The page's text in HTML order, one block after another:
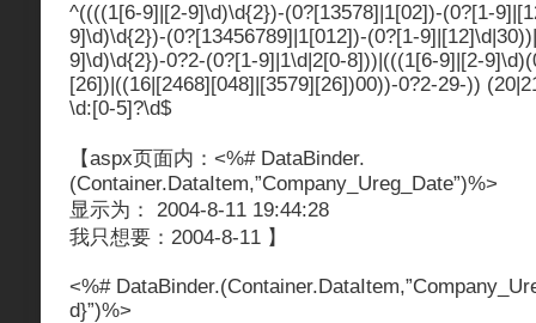
^((((1[6-9]|[2-9]\d)\d{2})-(0?[13578]|1[02])-(0?[1-
9]\d)\d{2})-(0?[13456789]|1[012])-(0?[1-
9]\d)\d{2})-0?2-(0?[1-9]|1\d|2[0-8]))|(((1[6-9]|[2-
[26])|((16|[2468][048]|[3579][26])00))-0?2-29-))
\d:[0-5]?\d$
【aspx页面内：<%# DataBinder.
(Container.DataItem,”Company_Ureg_Date”)%>
显示为： 2004-8-11 19:44:28
我只想要：2004-8-11 】
<%#
d}”)%>